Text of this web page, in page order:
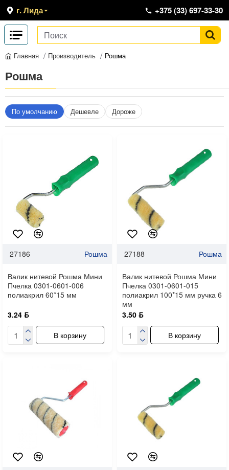
г. Лида +375 (33) 697-33-30
Главная Производитель Рошма
Рошма
По умолчанию Дешевле Дороже
27186 Рошма
Валик нитевой Рошма Мини
Пчелка 0301-0601-006
полиакрил 60*15 мм
3.24 ƃ
В корзину
27188 Рошма
Валик нитевой Рошма Мини
Пчелка 0301-0601-015
полиакрил 100*15 мм ручка 6
мм
3.50 ƃ
В корзину